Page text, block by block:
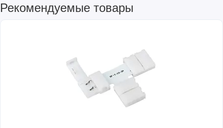
Рекомендуемые товары